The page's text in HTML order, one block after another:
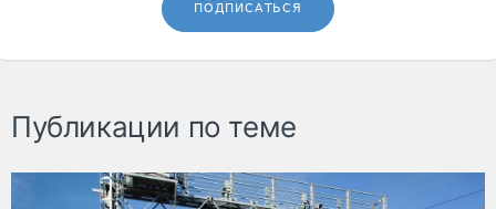
ПОДПИСАТЬСЯ
Публикации по теме